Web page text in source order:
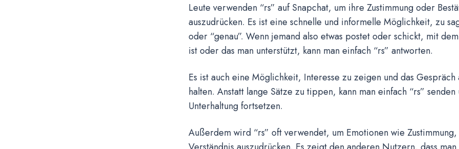
Leute verwenden “rs” auf Snapchat, um ihre Zustimmung oder
auszudrücken. Es ist eine schnelle und informelle Möglichkeit, zu
oder “genau”. Wenn jemand also etwas postet oder schickt, mit
ist oder das man unterstützt, kann man einfach “rs” antworten.
Es ist auch eine Möglichkeit, Interesse zu zeigen und das Gespräch
halten. Anstatt lange Sätze zu tippen, kann man einfach “rs”
Unterhaltung fortsetzen.
Außerdem wird “rs” oft verwendet, um Emotionen wie